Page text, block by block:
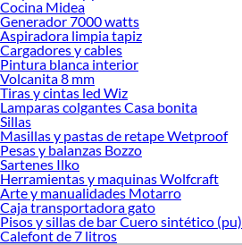
Cocina Midea
Generador 7000 watts
Aspiradora limpia tapiz
Cargadores y cables
Pintura blanca interior
Volcanita 8 mm
Tiras y cintas led Wiz
Lamparas colgantes Casa bonita
Sillas
Masillas y pastas de retape Wetproof
Pesas y balanzas Bozzo
Sartenes Ilko
Herramientas y maquinas Wolfcraft
Arte y manualidades Motarro
Caja transportadora gato
Pisos y sillas de bar Cuero sintético (pu)
Calefont de 7 litros